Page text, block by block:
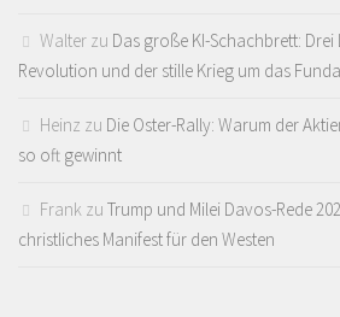
Walter zu Das große KI-Schachbrett:
Revolution und der stille Krieg um das
Heinz zu Die Oster-Rally: Warum der
so oft gewinnt
Frank zu Trump und Milei Davos-Rede
christliches Manifest für den Westen